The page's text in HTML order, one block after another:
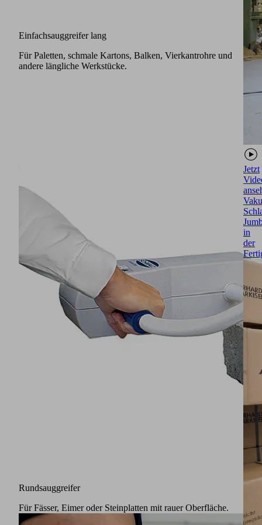
Einfachsauggreifer lang
Für Paletten, schmale Kartons, Balken, Vierkantrohre und
andere längliche Werkstücke.
Rundsauggreifer
Für Fässer, Eimer oder Steinplatten mit rauer Oberfläche.
Jetzt
in
der